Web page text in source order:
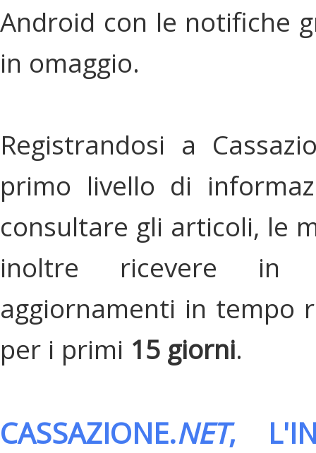
Android con le notifiche
in omaggio.
Registrandosi a
primo livello di
consultare gli articoli, le
inoltre ricevere in
aggiornamenti in tempo
per i primi 15 giorni.
CASSAZIONE.NET,